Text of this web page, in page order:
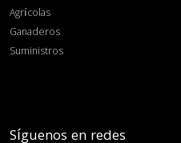
Agrícolas
Ganaderos
Suministros
Síguenos en redes